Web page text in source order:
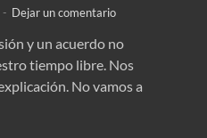
- Dejar un comentario
y un acuerdo no
tiempo libre. Nos
No vamos a